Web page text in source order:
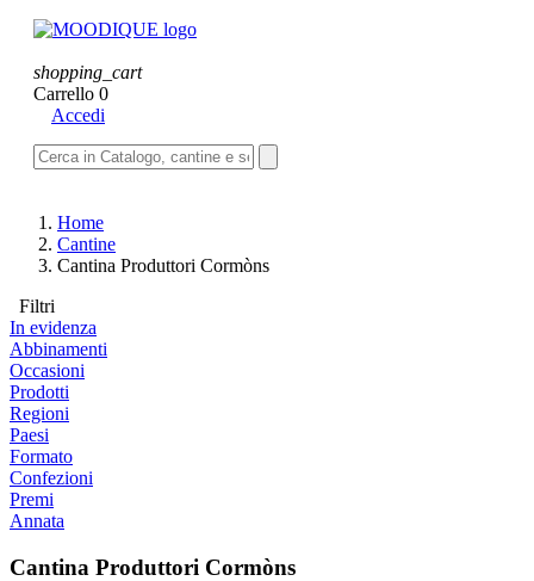
shopping_cart
Carrello 0
Accedi
Home
Cantine
Cantina Produttori Cormòns
Filtri
In evidenza
Abbinamenti
Occasioni
Prodotti
Regioni
Paesi
Formato
Confezioni
Premi
Annata
Cantina Produttori Cormòns